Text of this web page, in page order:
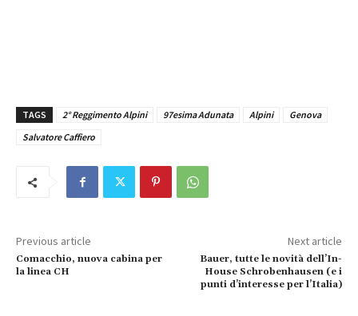
TAGS 2° Reggimento Alpini 97esima Adunata Alpini
Genova
Salvatore Caffiero
Previous article
Comacchio, nuova cabina per
la linea CH
Next article
Bauer, tutte le novità dell’In-
House Schrobenhausen (e i
punti d’interesse per l’Italia)